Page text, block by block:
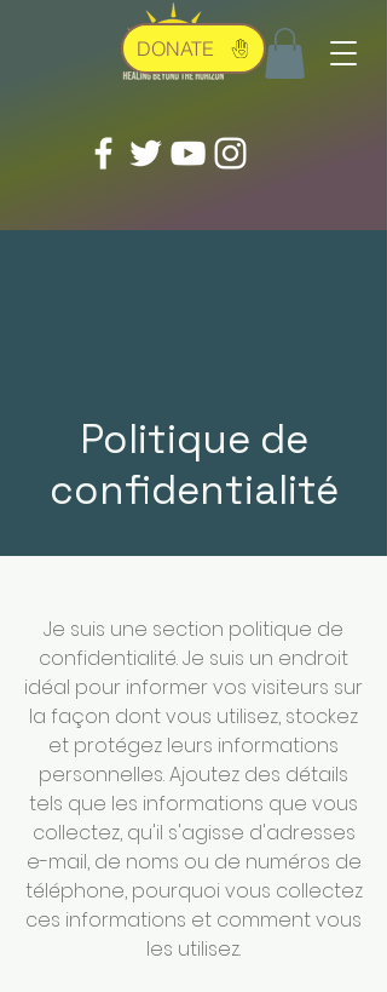
DONATE
Politique de
confidentialité
Je suis une section politique de
confidentialité. Je suis un endroit
idéal pour informer vos visiteurs sur
la façon dont vous utilisez, stockez
et protégez leurs informations
personnelles. Ajoutez des détails
tels que les informations que vous
collectez, qu'il s'agisse d'adresses
e-mail, de noms ou de numéros de
téléphone, pourquoi vous collectez
ces informations et comment vous
les utilisez.